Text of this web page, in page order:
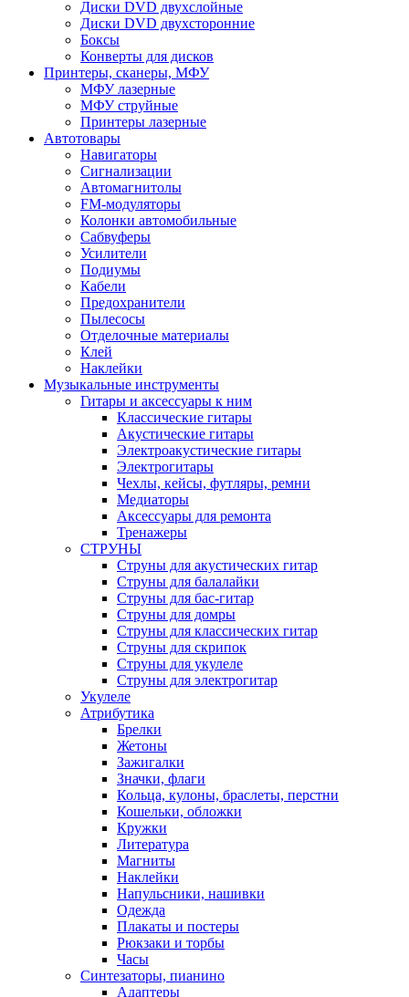
Диски DVD двухслойные
Диски DVD двухсторонние
Боксы
Конверты для дисков
Принтеры, сканеры, МФУ
МФУ лазерные
МФУ струйные
Принтеры лазерные
Автотовары
Навигаторы
Сигнализации
Автомагнитолы
FM-модуляторы
Колонки автомобильные
Сабвуферы
Усилители
Подиумы
Кабели
Предохранители
Пылесосы
Отделочные материалы
Клей
Наклейки
Музыкальные инструменты
Гитары и аксессуары к ним
Классические гитары
Акустические гитары
Электроакустические гитары
Электрогитары
Чехлы, кейсы, футляры, ремни
Медиаторы
Аксессуары для ремонта
Тренажеры
СТРУНЫ
Струны для акустических гитар
Струны для балалайки
Струны для бас-гитар
Струны для домры
Струны для классических гитар
Струны для скрипок
Струны для укулеле
Струны для электрогитар
Укулеле
Атрибутика
Брелки
Жетоны
Зажигалки
Значки, флаги
Кольца, кулоны, браслеты, перстни
Кошельки, обложки
Кружки
Литература
Магниты
Наклейки
Напульсники, нашивки
Одежда
Плакаты и постеры
Рюкзаки и торбы
Часы
Синтезаторы, пианино
Адаптеры